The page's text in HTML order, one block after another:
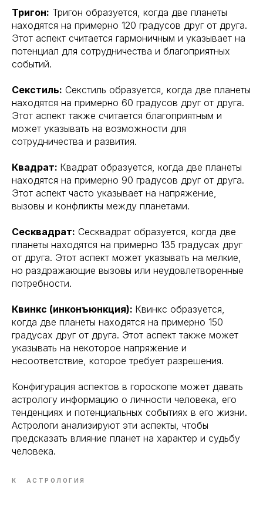
Тригон: Тригон образуется, когда две планеты
находятся на примерно 120 градусов друг от друга.
Этот аспект считается гармоничным и указывает на
потенциал для сотрудничества и благоприятных
событий.
Секстиль: Секстиль образуется, когда две планеты
находятся на примерно 60 градусов друг от друга.
Этот аспект также считается благоприятным и
может указывать на возможности для
сотрудничества и развития.
Квадрат: Квадрат образуется, когда две планеты
находятся на примерно 90 градусов друг от друга.
Этот аспект часто указывает на напряжение,
вызовы и конфликты между планетами.
Сесквадрат: Сесквадрат образуется, когда две
планеты находятся на примерно 135 градусах друг
от друга. Этот аспект может указывать на мелкие,
но раздражающие вызовы или неудовлетворенные
потребности.
Квинкс (инконъюнкция): Квинкс образуется,
когда две планеты находятся на примерно 150
градусах друг от друга. Этот аспект также может
указывать на некоторое напряжение и
несоответствие, которое требует разрешения.
Конфигурация аспектов в гороскопе может давать
астрологу информацию о личности человека, его
тенденциях и потенциальных событиях в его жизни.
Астрологи анализируют эти аспекты, чтобы
предсказать влияние планет на характер и судьбу
человека.
К АСТРОЛОГИЯ